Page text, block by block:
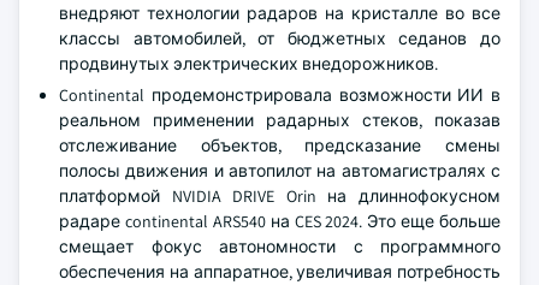
внедряют технологии радаров на кристалле во все
классы автомобилей, от бюджетных седанов до
продвинутых электрических внедорожников.
Continental продемонстрировала возможности ИИ в
реальном применении радарных стеков, показав
отслеживание объектов, предсказание смены
полосы движения и автопилот на автомагистралях с
платформой NVIDIA DRIVE Orin на длиннофокусном
радаре continental ARS540 на CES 2024. Это еще больше
смещает фокус автономности с программного
обеспечения на аппаратное, увеличивая потребность